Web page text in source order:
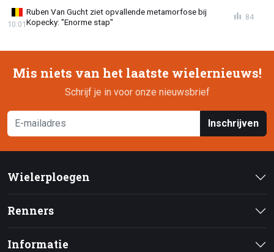
Ruben Van Gucht ziet opvallende metamorfose bij
Kopecky: "Enorme stap"
10:01
84
Mis niets van het laatste wielernieuws!
Schrijf je in voor onze nieuwsbrief
Inschrijven
Wielerploegen
Renners
Informatie